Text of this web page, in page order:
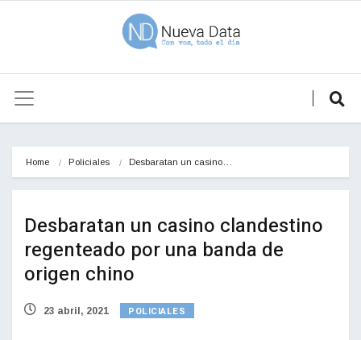
Home Policiales Desbaratan un casino…
Desbaratan un casino clandestino
regenteado por una banda de
origen chino
23 abril, 2021 POLICIALES